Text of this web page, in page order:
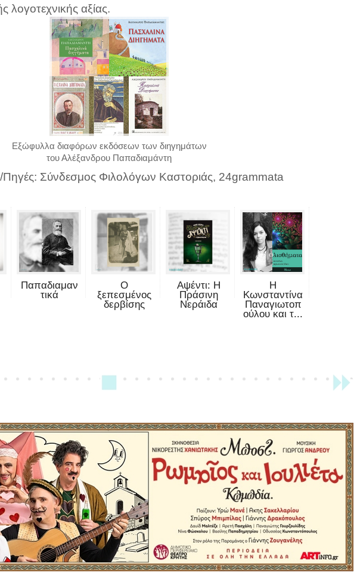
λογοτεχνικής αξίας.
Εξώφυλλα διαφόρων εκδόσεων των διηγημάτων
του Αλέξανδρου Παπαδιαμάντη
Πηγές: Σύνδεσμος Φιλολόγων Καστοριάς, 24grammata
Παπαδιαμαν
τικά
Ο
ξεπεσμένος
δερβίσης
Αψέντι: Η
Πράσινη
Νεράιδα
Η
Κωνσταντίνα
Παναγιωτοπ
ούλου και τ...